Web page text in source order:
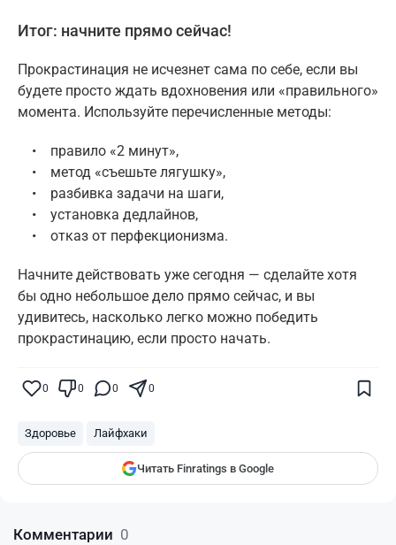
Итог: начните прямо сейчас!
Прокрастинация не исчезнет сама по себе, если вы
будете просто ждать вдохновения или «правильного»
момента. Используйте перечисленные методы:
• правило «2 минут»,
• метод «съешьте лягушку»,
• разбивка задачи на шаги,
• установка дедлайнов,
• отказ от перфекционизма.
Начните действовать уже сегодня — сделайте хотя
бы одно небольшое дело прямо сейчас, и вы
удивитесь, насколько легко можно победить
прокрастинацию, если просто начать.
0 0 0 0
Здоровье Лайфхаки
Читать Finratings в Google
показываться вам
Комментарии 0